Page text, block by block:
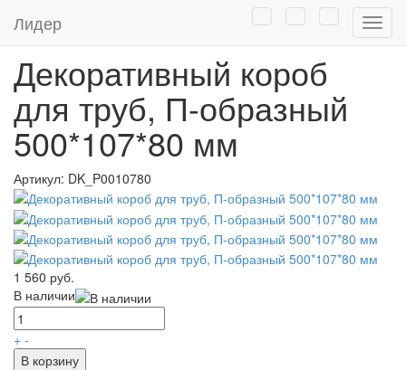
Лидер
Экраны для батарей отопления/Короб
для труб
Декоративный короб
для труб, П-образный
500*107*80 мм
Артикул: DK_P0010780
1 560 руб.
В наличии
+ -
В корзину